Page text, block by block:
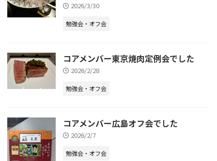
2026/3/30
勉強会・オフ会
コアメンバー東京焼肉定例会でした
2026/2/28
勉強会・オフ会
コアメンバー広島オフ会でした
2026/2/7
勉強会・オフ会